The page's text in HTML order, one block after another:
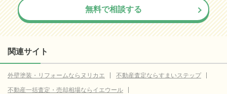
無料で相談する
関連サイト
外壁塗装・リフォームならヌリカエ
不動産査定ならすまいステップ
不動産一括査定・売却相場ならイエウール